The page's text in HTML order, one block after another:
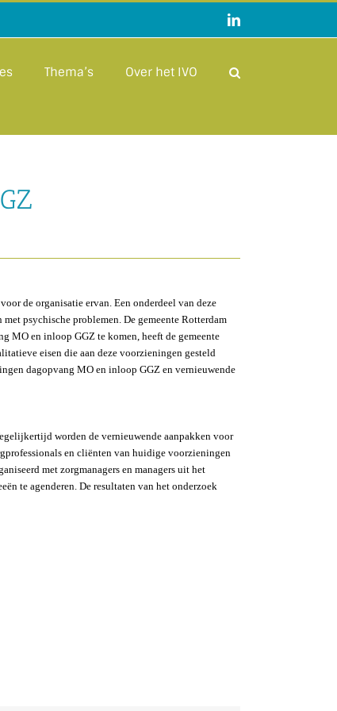
LinkedIn
Thema’s Over het IVO
de organisatie ervan. Een onderdeel van deze
psychische problemen. De gemeente Rotterdam
MO en inloop GGZ te komen, heeft de gemeente
eisen die aan deze voorzieningen gesteld
dagopvang MO en inloop GGZ en vernieuwende
worden de vernieuwende aanpakken voor
en cliënten van huidige voorzieningen
met zorgmanagers en managers uit het
te agenderen. De resultaten van het onderzoek